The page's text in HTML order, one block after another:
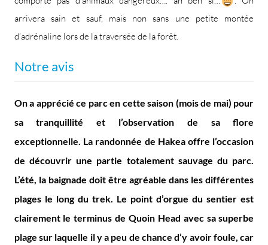
arrivera sain et sauf, mais non sans une petite montée
d’adrénaline lors de la traversée de la forêt.
Notre avis
On a apprécié ce parc en cette saison (mois de mai) pour
sa tranquillité et l’observation de sa flore
exceptionnelle. La randonnée de Hakea offre l’occasion
de découvrir une partie totalement sauvage du parc.
L’été, la baignade doit être agréable dans les différentes
plages le long du trek. Le point d’orgue du sentier est
clairement le terminus de Quoin Head avec sa superbe
plage sur laquelle il y a peu de chance d’y avoir foule, car